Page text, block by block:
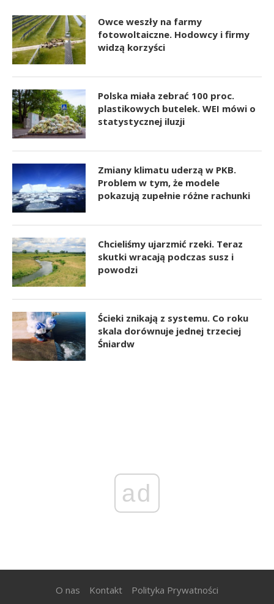
Owce weszły na farmy
fotowoltaiczne. Hodowcy i firmy
widzą korzyści
Polska miała zebrać 100 proc.
plastikowych butelek. WEI mówi o
statystycznej iluzji
Zmiany klimatu uderzą w PKB.
Problem w tym, że modele
pokazują zupełnie różne rachunki
Chcieliśmy ujarzmić rzeki. Teraz
skutki wracają podczas susz i
powodzi
Ścieki znikają z systemu. Co roku
skala dorównuje jednej trzeciej
Śniardw
ad
O nas Kontakt Polityka Prywatności